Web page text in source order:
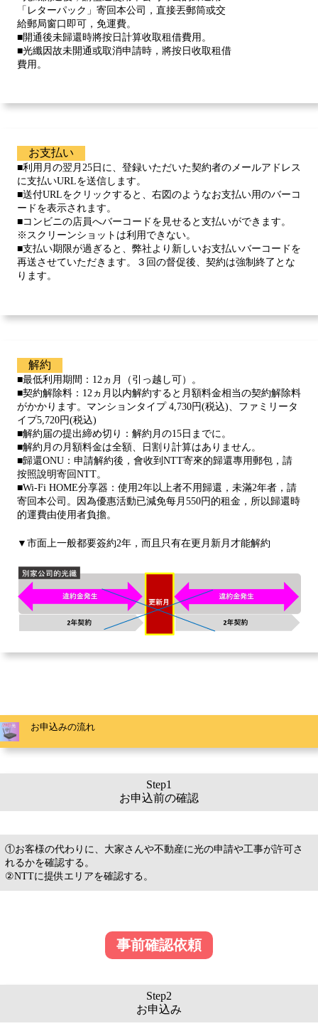
「レターパック」寄回本公司，直接丟郵筒或交
給郵局窗口即可，免運費。
■開通後未歸還時將按日計算收取租借費用。
■光纖因故未開通或取消申請時，將按日收取租借
費用。
お支払い
■利用月の翌月25日に、登録いただいた契約者のメールアドレス
に支払いURLを送信します。
■送付URLをクリックすると、右図のようなお支払い用のバーコ
ードを表示されます。
■コンビニの店員へバーコードを見せると支払いができます。
※スクリーンショットは利用できない。
■支払い期限が過ぎると、弊社より新しいお支払いバーコードを
再送させていただきます。３回の督促後、契約は強制終了とな
ります。
解約
■最低利用期間：12ヵ月（引っ越し可）。
■契約解除料：12ヵ月以内解約すると月額料金相当の契約解除料
がかかります。マンションタイプ 4,730円(税込)、ファミリータ
イプ5,720円(税込)
■解約届の提出締め切り：解約月の15日までに。
■解約月の月額料金は全額、日割り計算はありません。
■歸還ONU：申請解約後，會收到NTT寄來的歸還專用郵包，請
按照說明寄回NTT。
■Wi-Fi HOME分享器：使用2年以上者不用歸還，未滿2年者，請
寄回本公司。因為優惠活動已減免每月550円的租金，所以歸還時
的運費由使用者負擔。
▼市面上一般都要簽約2年，而且只有在更月新月才能解約
お申込みの流れ
Step1
お申込前の確認
①お客様の代わりに、大家さんや不動産に光の申請や工事が許可さ
れるかを確認する。
②NTTに提供エリアを確認する。
事前確認依頼
Step2
お申込み